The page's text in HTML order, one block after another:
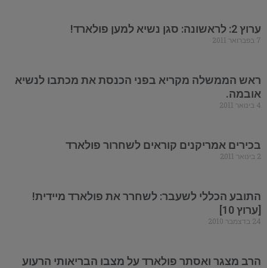
ערוץ 2: לראשונה: סגן נשיא למען פולארד!
7 בפברואר 2011
ראש הממשלה מקריא בפני הכנסת את מכתבו לנשיא
אובמה.
4 בינואר 2011
בכירים אמריקנים קוראים לשחרור פולארד
2 בינואר 2011
התובע הכללי לשעבר: לשחרר את פולארד מיידית!
[ערוץ 10]
24 בדצמבר 2010
הרב מצגר ואסתר פולארד על מצבו הבריאותי הרעוע